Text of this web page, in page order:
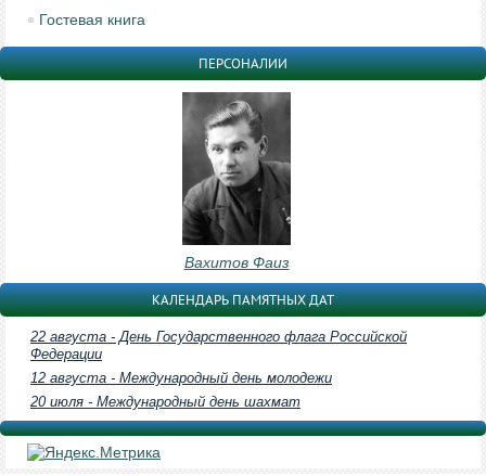
Гостевая книга
ПЕРСОНАЛИИ
Вахитов Фаиз
КАЛЕНДАРЬ ПАМЯТНЫХ ДАТ
22 августа - День Государственного флага Российской
Федерации
12 августа - Международный день молодежи
20 июля - Международный день шахмат